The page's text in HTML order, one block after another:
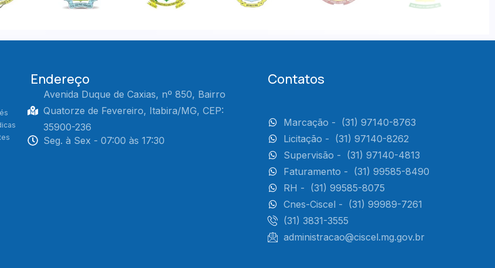
Endereço
Avenida Duque de Caxias, nº 850, Bairro
Quatorze de Fevereiro, Itabira/MG, CEP:
35900-236
Seg. à Sex - 07:00 às 17:30
Contatos
Marcação - (31) 97140-8763
Licitação - (31) 97140-8262
Supervisão - (31) 97140-4813
Faturamento - (31) 99585-8490
RH - (31) 99585-8075
Cnes-Ciscel - (31) 99989-7261
(31) 3831-3555
administracao@ciscel.mg.gov.br